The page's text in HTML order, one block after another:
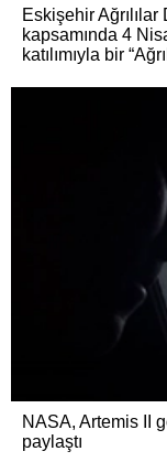
Eskişehir
kapsamında 4
katılımıyla bir
NASA, Artemis II
paylaştı